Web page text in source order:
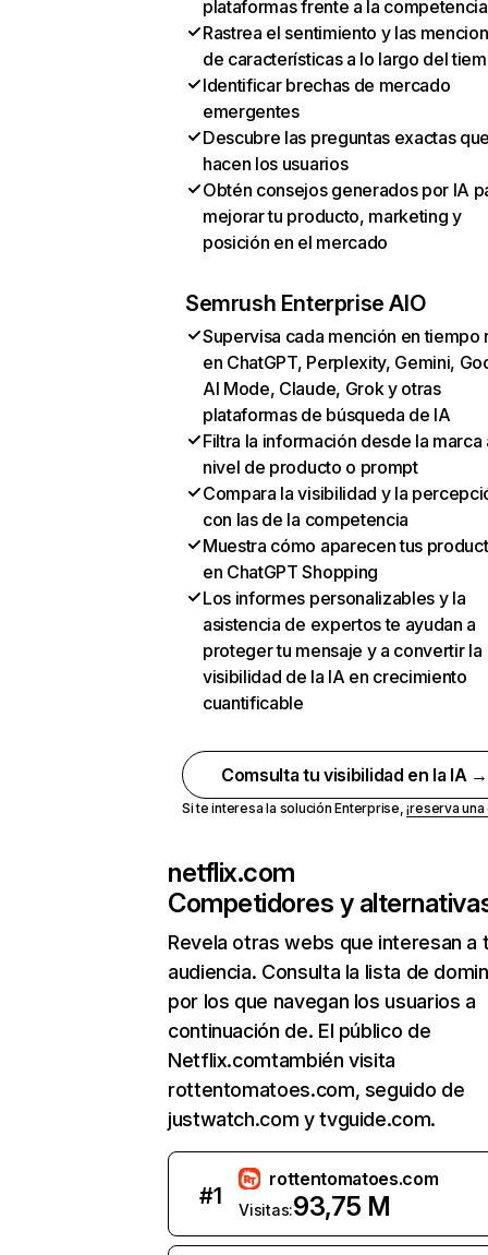
plataformas frente a la competencia
Rastrea el sentimiento y las
de características a lo largo del
Identificar brechas de mercado
emergentes
Descubre las preguntas exactas
hacen los usuarios
Obtén consejos generados por IA
mejorar tu producto, marketing y
posición en el mercado
Semrush Enterprise AIO
Supervisa cada mención en tiempo
en ChatGPT, Perplexity, Gemini,
AI Mode, Claude, Grok y otras
plataformas de búsqueda de IA
Filtra la información desde la marca
nivel de producto o prompt
Compara la visibilidad y la
con las de la competencia
Muestra cómo aparecen tus
en ChatGPT Shopping
Los informes personalizables y la
asistencia de expertos te ayudan a
proteger tu mensaje y a convertir la
visibilidad de la IA en crecimiento
cuantificable
Comsulta tu visibilidad en la IA →
Si te interesa la solución Enterprise,¡reserva
netflix.com
Competidores y
Revela otras webs que interesan a
audiencia. Consulta la lista de
por los que navegan los usuarios a
continuación de. El público de
Netflix.comtambién visita
rottentomatoes.com, seguido de
justwatch.com y tvguide.com.
#1
rottentomatoes.com
Visitas:93,75 M